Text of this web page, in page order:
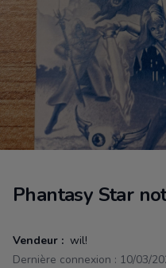
Phantasy Star
Vendeur : wil!
Dernière connexion : 10/03/